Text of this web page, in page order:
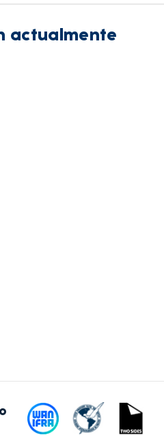
actualmente